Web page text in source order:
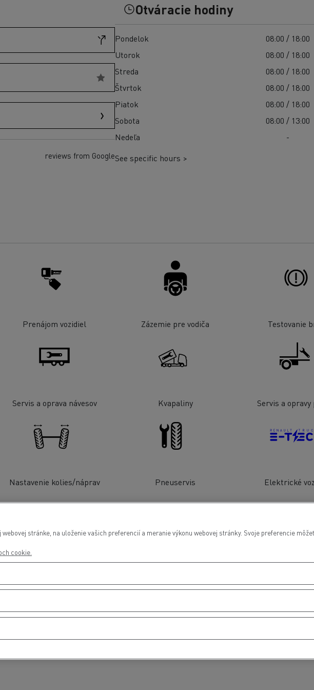
Optifleet portal
reviews from Google
Otváracie hodiny
Pondelok
08:00 / 18:00
Utorok
08:00 / 18:00
Streda
08:00 / 18:00
Štvrtok
08:00 / 18:00
Piatok
08:00 / 18:00
Sobota
08:00 / 13:00
Nedeľa
-
See specific hours >
Prenájom vozidiel Zázemie pre vodiča Testovanie
Servis a oprava návesov Kvapaliny Servis a opravy
Nastavenie kolies/náprav Pneuservis Elektrické
stránke, na uloženie vašich preferencií a meranie výkonu webovej stránky. Svoje preferencie
cookie.